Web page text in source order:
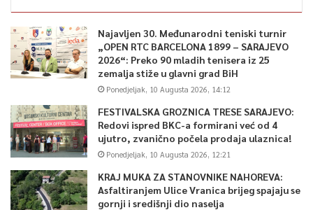
Najavljen 30. Međunarodni teniski turnir
„OPEN RTC BARCELONA 1899 – SARAJEVO
2026“: Preko 90 mladih tenisera iz 25
zemalja stiže u glavni grad BiH
Ponedjeljak, 10 Augusta 2026, 14:12
FESTIVALSKA GROZNICA TRESE SARAJEVO:
Redovi ispred BKC-a formirani već od 4
ujutro, zvanično počela prodaja ulaznica!
Ponedjeljak, 10 Augusta 2026, 12:21
KRAJ MUKA ZA STANOVNIKE NAHOREVA:
Asfaltiranjem Ulice Vranica brijeg spajaju se
gornji i središnji dio naselja